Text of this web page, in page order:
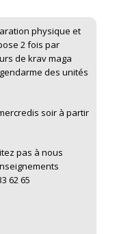
physique et
2 fois par
de krav maga
des unités
soir à partir
pas à nous
62 65